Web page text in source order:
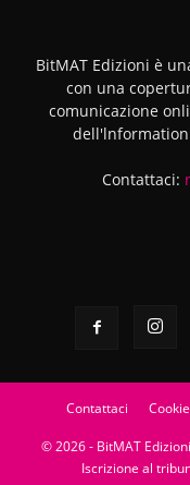
BitMAT Edizioni è
con una
comunicazione
dell'lnformation
Contattaci:
Contattaci
© 2026 - BitMAT
Iscrizione al